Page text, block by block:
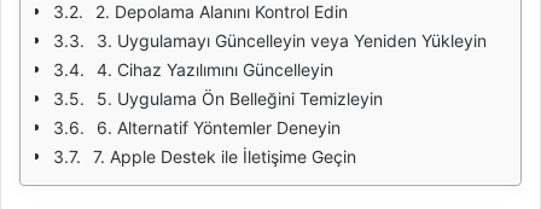
2. Depolama Alanını Kontrol Edin
3. Uygulamayı Güncelleyin veya Yeniden Yükleyin
4. Cihaz Yazılımını Güncelleyin
5. Uygulama Ön Belleğini Temizleyin
6. Alternatif Yöntemler Deneyin
7. Apple Destek ile İletişime Geçin